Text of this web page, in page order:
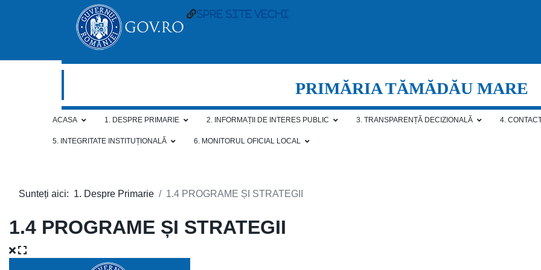
spre site vechi
PRIMĂRIA TĂMĂDĂU MARE
ACASA 1. DESPRE PRIMARIE 2. INFORMAȚII DE INTERES PUBLIC 3. TRANSPARENȚĂ DECIZIONALĂ 4.
5. INTEGRITATE INSTITUȚIONALĂ 6. MONITORUL OFICIAL LOCAL
Sunteți aici: 1. Despre Primarie 1.4 PROGRAME ȘI STRATEGII
1.4 PROGRAME ȘI STRATEGII